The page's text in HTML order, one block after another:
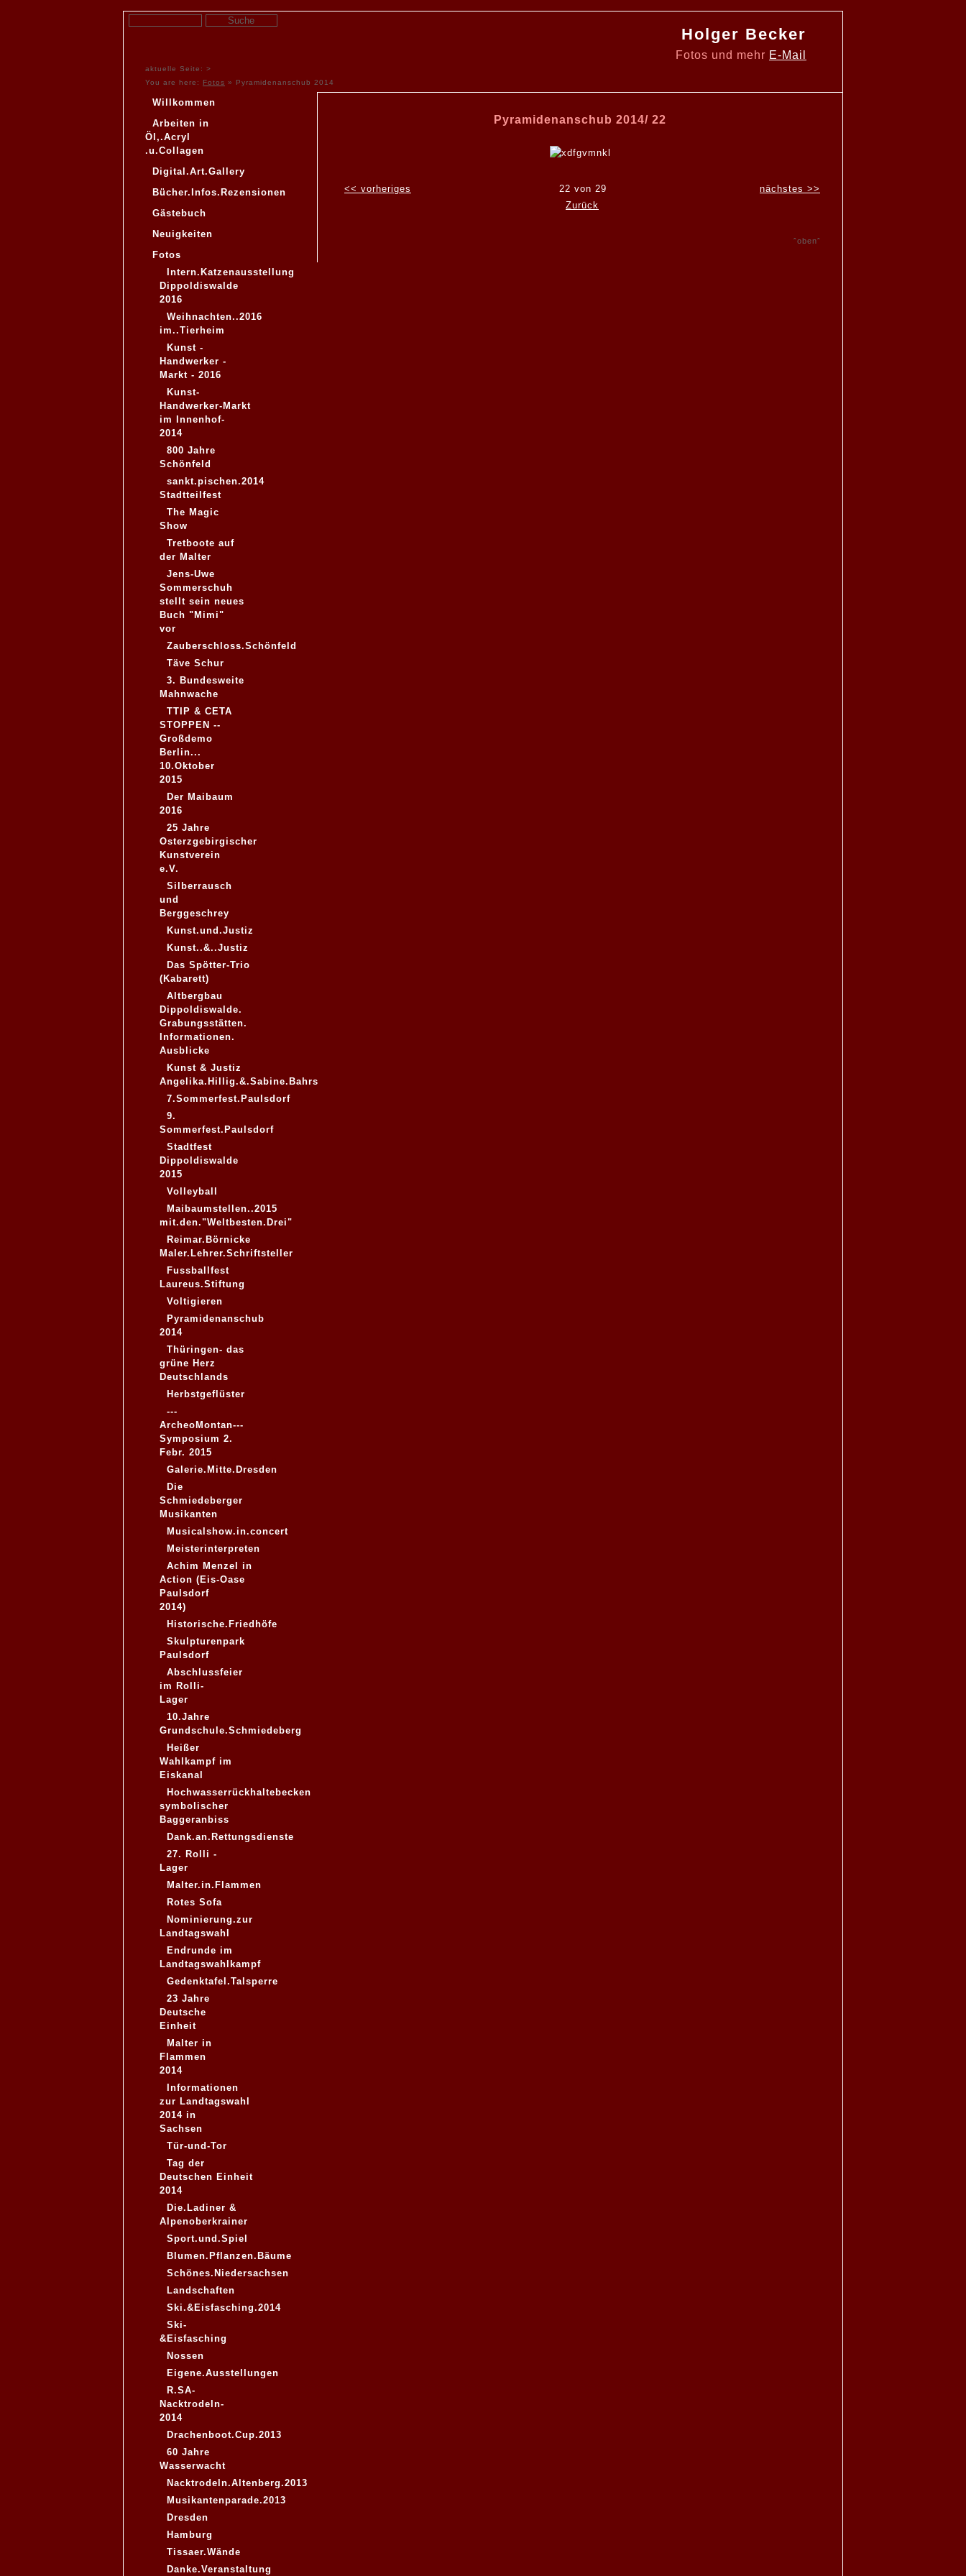
Holger Becker
Fotos und mehr E-Mail
aktuelle Seite: >
You are here: Fotos » Pyramidenanschub 2014
Willkommen
Arbeiten in
Öl,.Acryl
.u.Collagen
Digital.Art.Gallery
Bücher.Infos.Rezensionen
Gästebuch
Neuigkeiten
Fotos
Intern.Katzenausstellung
Dippoldiswalde
2016
Weihnachten..2016
im..Tierheim
Kunst -
Handwerker -
Markt - 2016
Kunst-
Handwerker-Markt
im Innenhof-
2014
800 Jahre
Schönfeld
sankt.pischen.2014
Stadtteilfest
The Magic
Show
Tretboote auf
der Malter
Jens-Uwe
Sommerschuh
stellt sein neues
Buch "Mimi"
vor
Zauberschloss.Schönfeld
Täve Schur
3. Bundesweite
Mahnwache
TTIP & CETA
STOPPEN --
Großdemo
Berlin...
10.Oktober
2015
Der Maibaum
2016
25 Jahre
Osterzgebirgischer
Kunstverein
e.V.
Silberrausch
und
Berggeschrey
Kunst.und.Justiz
Kunst..&..Justiz
Das Spötter-Trio
(Kabarett)
Altbergbau
Dippoldiswalde.
Grabungsstätten.
Informationen.
Ausblicke
Kunst & Justiz
Angelika.Hillig.&.Sabine.Bahrs
7.Sommerfest.Paulsdorf
9.
Sommerfest.Paulsdorf
Stadtfest
Dippoldiswalde
2015
Volleyball
Maibaumstellen..2015
mit.den."Weltbesten.Drei"
Reimar.Börnicke
Maler.Lehrer.Schriftsteller
Fussballfest
Laureus.Stiftung
Voltigieren
Pyramidenanschub
2014
Thüringen- das
grüne Herz
Deutschlands
Herbstgeflüster
---
ArcheoMontan---
Symposium 2.
Febr. 2015
Galerie.Mitte.Dresden
Die
Schmiedeberger
Musikanten
Musicalshow.in.concert
Meisterinterpreten
Achim Menzel in
Action (Eis-Oase
Paulsdorf
2014)
Historische.Friedhöfe
Skulpturenpark
Paulsdorf
Abschlussfeier
im Rolli-
Lager
10.Jahre
Grundschule.Schmiedeberg
Heißer
Wahlkampf im
Eiskanal
Hochwasserrückhaltebecken
symbolischer
Baggeranbiss
Dank.an.Rettungsdienste
27. Rolli -
Lager
Malter.in.Flammen
Rotes Sofa
Nominierung.zur
Landtagswahl
Endrunde im
Landtagswahlkampf
Gedenktafel.Talsperre
23 Jahre
Deutsche
Einheit
Malter in
Flammen
2014
Informationen
zur Landtagswahl
2014 in
Sachsen
Tür-und-Tor
Tag der
Deutschen Einheit
2014
Die.Ladiner &
Alpenoberkrainer
Sport.und.Spiel
Blumen.Pflanzen.Bäume
Schönes.Niedersachsen
Landschaften
Ski.&Eisfasching.2014
Ski-
&Eisfasching
Nossen
Eigene.Ausstellungen
R.SA-
Nacktrodeln-
2014
Drachenboot.Cup.2013
60 Jahre
Wasserwacht
Nacktrodeln.Altenberg.2013
Musikantenparade.2013
Dresden
Hamburg
Tissaer.Wände
Danke.Veranstaltung
Pyramidenanschub 2014/ 22
<< vorheriges 22 von 29
nächstes >>
Zurück
ˆobenˆ